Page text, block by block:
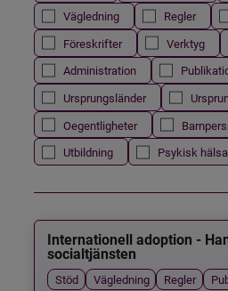
Vägledning
Regler
Föreskrifter
Verktyg
Administration
Ursprungsländer
Oegentligheter
Utbildning
Psykisk hälsa
Internationell adoption -
socialtjänsten
Stöd Vägledning Regler